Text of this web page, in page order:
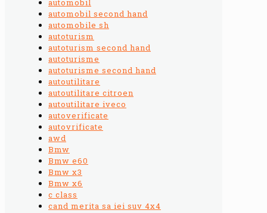
automobil second hand
automobile sh
autoturism
autoturism second hand
autoturisme
autoturisme second hand
autoutilitare
autoutilitare citroen
autoutilitare iveco
autoverificate
autovrificate
awd
Bmw
Bmw e60
Bmw x3
Bmw x6
c class
cand merita sa iei suv 4x4